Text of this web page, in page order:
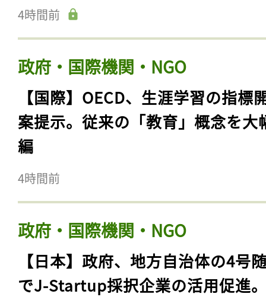
4時間前
政府・国際機関・NGO
【国際】OECD、生涯学習の指標
案提示。従来の「教育」概念を大
編
4時間前
政府・国際機関・NGO
【日本】政府、地方自治体の4号
でJ-Startup採択企業の活用促進